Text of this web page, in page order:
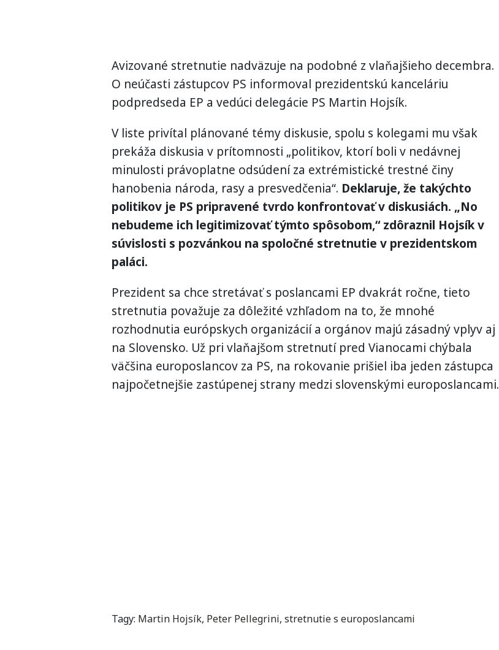
Avizované stretnutie nadväzuje na podobné z vlaňajšieho decembra.
O neúčasti zástupcov PS informoval prezidentskú kanceláriu
podpredseda EP a vedúci delegácie PS Martin Hojsík.
V liste privítal plánované témy diskusie, spolu s kolegami mu však
prekáža diskusia v prítomnosti „politikov, ktorí boli v nedávnej
minulosti právoplatne odsúdení za extrémistické trestné činy
hanobenia národa, rasy a presvedčenia“. Deklaruje, že takýchto
politikov je PS pripravené tvrdo konfrontovať v diskusiách. „No
nebudeme ich legitimizovať týmto spôsobom,“ zdôraznil Hojsík v
súvislosti s pozvánkou na spoločné stretnutie v prezidentskom
paláci.
Prezident sa chce stretávať s poslancami EP dvakrát ročne, tieto
stretnutia považuje za dôležité vzhľadom na to, že mnohé
rozhodnutia európskych organizácií a orgánov majú zásadný vplyv aj
na Slovensko. Už pri vlaňajšom stretnutí pred Vianocami chýbala
väčšina europoslancov za PS, na rokovanie prišiel iba jeden zástupca
najpočetnejšie zastúpenej strany medzi slovenskými europoslancami.
Tagy: Martin Hojsík, Peter Pellegrini, stretnutie s europoslancami